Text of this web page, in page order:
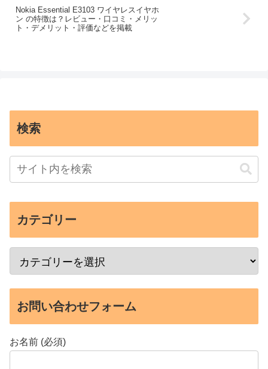
Nokia Essential E3103 ワイヤレスイヤホ
ン の特徴は？レビュー・口コミ・メリッ
ト・デメリット・評価などを掲載
検索
カテゴリー
お問い合わせフォーム
お名前 (必須)